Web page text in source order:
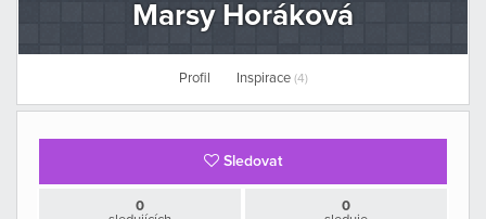
Marsy Horáková
Profil Inspirace (4)
Sledovat
0
0